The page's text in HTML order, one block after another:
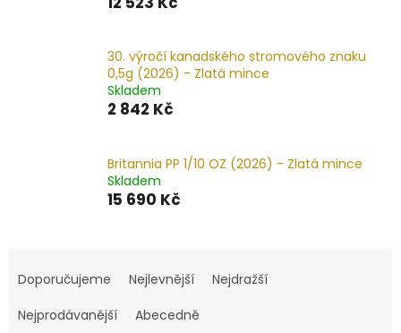
30. výročí kanadského stromového znaku
0,5g (2026) - Zlatá mince
Skladem
2 842 Kč
Britannia PP 1/10 OZ (2026) - Zlatá mince
Skladem
15 690 Kč
a
e
Doporučujeme Nejlevnější
Nejdražší
Nejprodávanější
Abecedně